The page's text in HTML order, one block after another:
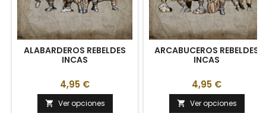
ALABARDEROS REBELDES
INCAS
4,95 €
 Ver opciones
ARCABUCEROS REBELDES
INCAS
4,95 €
 Ver opciones